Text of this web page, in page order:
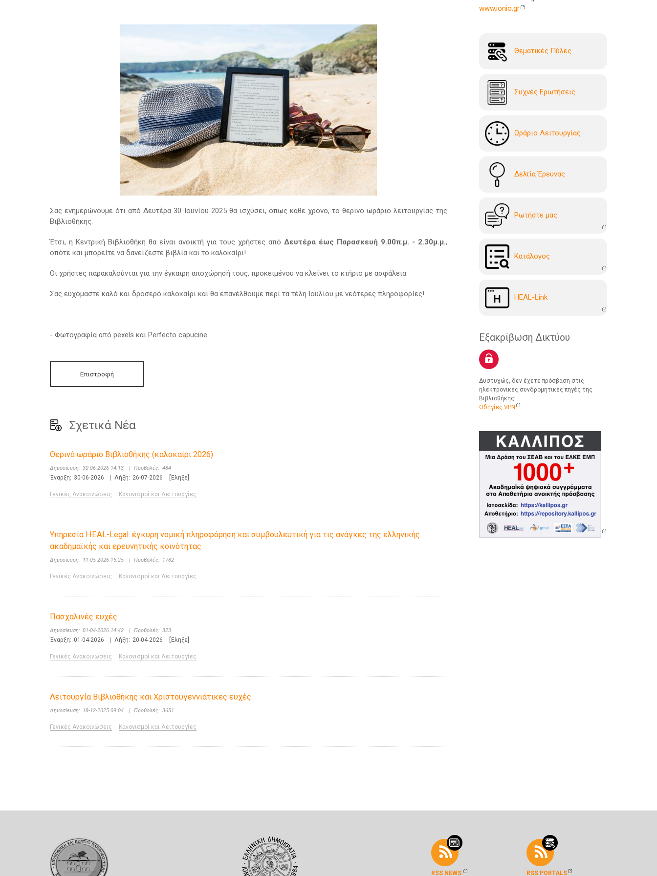
Σας ενημερώνουμε ότι από Δευτέρα 30 Ιουνίου 2025 θα ισχύσει, όπως κάθε χρόνο, το θερινό ωράριο λειτουργίας της
Βιβλιοθήκης.
Έτσι, η Κεντρική Βιβλιοθήκη θα είναι ανοικτή για τους χρήστες από Δευτέρα έως Παρασκευή 9.00π.μ. - 2.30μ.μ.,
οπότε και μπορείτε να δανείζεστε βιβλία και το καλοκαίρι!
Οι χρήστες παρακαλούνται για την έγκαιρη αποχώρησή τους, προκειμένου να κλείνει το κτήριο με ασφάλεια.
Σας ευχόμαστε καλό και δροσερό καλοκαίρι και θα επανέλθουμε περί τα τέλη Ιουλίου με νεότερες πληροφορίες!
- Φωτογραφία από pexels και Perfecto capucine.
Επιστροφή
Σχετικά Νέα
Θερινό ωράριο Βιβλιοθήκης (καλοκαίρι 2026)
Δημοσίευση: 30-06-2026 14:13 | Προβολές: 484
Έναρξη: 30-06-2026 | Λήξη: 26-07-2026 [Έληξε]
Γενικές Ανακοινώσεις Κανονισμοί και Λειτουργίες
Υπηρεσία HEAL-Legal: έγκυρη νομική πληροφόρηση και συμβουλευτική για τις ανάγκες της ελληνικής
ακαδημαϊκής και ερευνητικής κοινότητας
Δημοσίευση: 11-05-2026 15:25 | Προβολές: 1782
Γενικές Ανακοινώσεις Κανονισμοί και Λειτουργίες
Πασχαλινές ευχές
Δημοσίευση: 01-04-2026 14:42 | Προβολές: 323
Έναρξη: 01-04-2026 | Λήξη: 20-04-2026 [Έληξε]
Γενικές Ανακοινώσεις Κανονισμοί και Λειτουργίες
Λειτουργία Βιβλιοθήκης και Χριστουγεννιάτικες ευχές
Δημοσίευση: 18-12-2025 09:04 | Προβολές: 3651
Γενικές Ανακοινώσεις Κανονισμοί και Λειτουργίες
www.ionio.gr
Θεματικές Πύλες
Συχνές Ερωτήσεις
Ωράριο Λειτουργίας
Δελτία Έρευνας
Ρωτήστε μας
Kατάλογoς
HEAL-Link
Εξακρίβωση Δικτύου
Δυστυχώς, δεν έχετε πρόσβαση στις
ηλεκτρονικές συνδρομητικές πηγές της
Βιβλιοθήκης!
Οδηγίες VPN
RSS NEWS RSS PORTALS